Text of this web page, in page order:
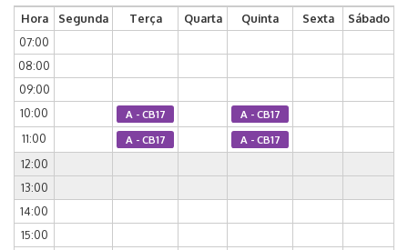
Hora Segunda Terça Quarta Quinta Sexta
Sábado
07:00
08:00
09:00
10:00
A - CB17 A - CB17
11:00 A - CB17 A - CB17
12:00
13:00
14:00
15:00